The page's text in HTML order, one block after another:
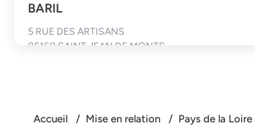
BARIL
5 RUE DES ARTISANS
85160 SAINT JEAN DE MONTS
Demander un devis Afficher le numéro
Accueil Mise en relation Pays de la Loire